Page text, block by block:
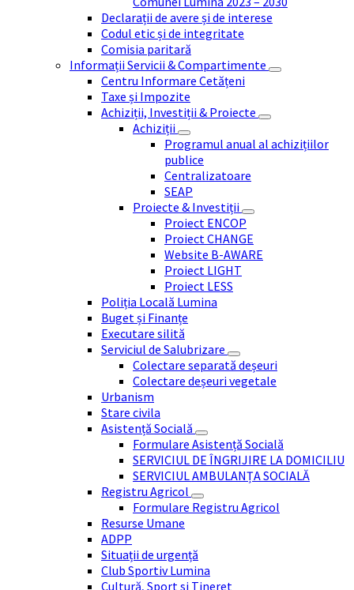
Declarații de avere și de interese
Codul etic și de integritate
Comisia paritară
Informații Servicii & Compartimente
Centru Informare Cetățeni
Taxe și Impozite
Achiziții, Investiții & Proiecte
Achiziții
Programul anual al achizițiilor
publice
Centralizatoare
SEAP
Proiecte & Investiții
Proiect ENCOP
Proiect CHANGE
Website B-AWARE
Proiect LIGHT
Proiect LESS
Poliția Locală Lumina
Buget și Finanțe
Executare silită
Serviciul de Salubrizare
Colectare separată deșeuri
Colectare deșeuri vegetale
Urbanism
Stare civila
Asistență Socială
Formulare Asistență Socială
SERVICIUL DE ÎNGRIJIRE LA DOMICILIU
SERVICIUL AMBULANȚA SOCIALĂ
Registru Agricol
Formulare Registru Agricol
Resurse Umane
ADPP
Situații de urgență
Club Sportiv Lumina
Cultură, Sport si Tineret